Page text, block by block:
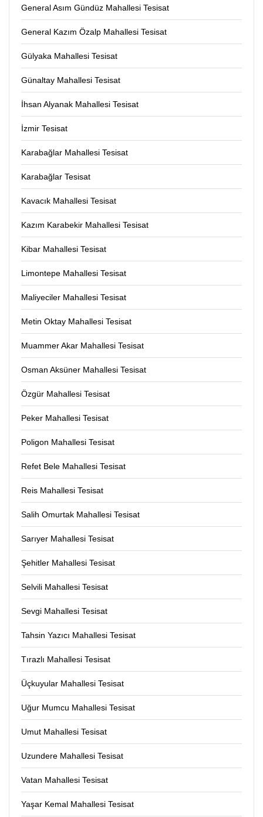
General Asım Gündüz Mahallesi Tesisat
General Kazım Özalp Mahallesi Tesisat
Gülyaka Mahallesi Tesisat
Günaltay Mahallesi Tesisat
İhsan Alyanak Mahallesi Tesisat
İzmir Tesisat
Karabağlar Mahallesi Tesisat
Karabağlar Tesisat
Kavacık Mahallesi Tesisat
Kazım Karabekir Mahallesi Tesisat
Kibar Mahallesi Tesisat
Limontepe Mahallesi Tesisat
Maliyeciler Mahallesi Tesisat
Metin Oktay Mahallesi Tesisat
Muammer Akar Mahallesi Tesisat
Osman Aksüner Mahallesi Tesisat
Özgür Mahallesi Tesisat
Peker Mahallesi Tesisat
Poligon Mahallesi Tesisat
Refet Bele Mahallesi Tesisat
Reis Mahallesi Tesisat
Salih Omurtak Mahallesi Tesisat
Sarıyer Mahallesi Tesisat
Şehitler Mahallesi Tesisat
Selvili Mahallesi Tesisat
Sevgi Mahallesi Tesisat
Tahsin Yazıcı Mahallesi Tesisat
Tırazlı Mahallesi Tesisat
Üçkuyular Mahallesi Tesisat
Uğur Mumcu Mahallesi Tesisat
Umut Mahallesi Tesisat
Uzundere Mahallesi Tesisat
Vatan Mahallesi Tesisat
Yaşar Kemal Mahallesi Tesisat